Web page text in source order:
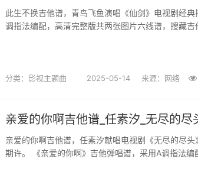
此生不换吉他谱，青鸟飞鱼演唱《仙剑》电视剧经
调指法编配，高清完整版共两张图片六线谱，搜藏
分类： 影视主题曲 2025-05-14 来源：网络
亲爱的你啊吉他谱_任素汐_无尽的尽
亲爱的你啊吉他谱，任素汐献唱电视剧《无尽的尽
期许。 《亲爱的你啊》吉他弹唱谱，采用A调指法编